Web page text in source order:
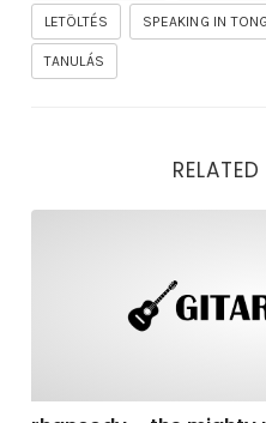
LETÖLTÉS SPEAKING IN
TANULÁS